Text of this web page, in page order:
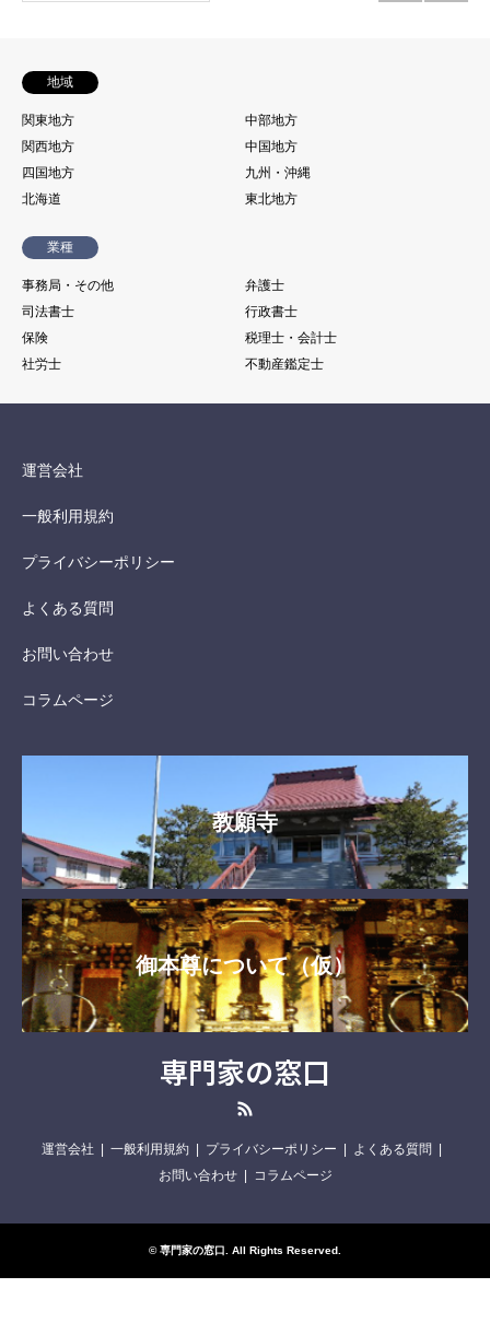
地域
関東地方
中部地方
関西地方
中国地方
四国地方
九州・沖縄
北海道
東北地方
業種
事務局・その他
弁護士
司法書士
行政書士
保険
税理士・会計士
社労士
不動産鑑定士
運営会社
一般利用規約
プライバシーポリシー
よくある質問
お問い合わせ
コラムページ
教願寺
御本尊について（仮）
専門家の窓口
運営会社 一般利用規約 プライバシーポリシー
よくある質問
お問い合わせ
コラムページ
©専門家の窓口. All Rights Reserved.